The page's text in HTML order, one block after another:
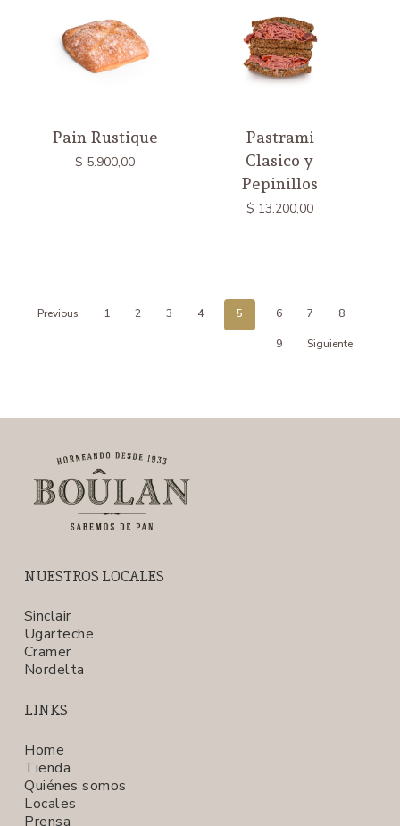
Pain Rustique
$ 5.900,00
Pastrami
Clasico y
Pepinillos
$ 13.200,00
Previous 1 2 3 4 5 6 7 8
9 Siguiente
NUESTROS LOCALES
Sinclair
Ugarteche
Cramer
Nordelta
LINKS
Home
Tienda
Quiénes somos
Locales
Prensa